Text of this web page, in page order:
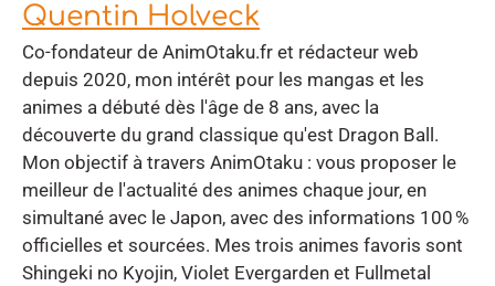
Quentin Holveck
Co-fondateur de AnimOtaku.fr et rédacteur web
depuis 2020, mon intérêt pour les mangas et les
animes a débuté dès l'âge de 8 ans, avec la
découverte du grand classique qu'est Dragon Ball.
Mon objectif à travers AnimOtaku : vous proposer le
meilleur de l'actualité des animes chaque jour, en
simultané avec le Japon, avec des informations 100 %
officielles et sourcées. Mes trois animes favoris sont
Shingeki no Kyojin, Violet Evergarden et Fullmetal